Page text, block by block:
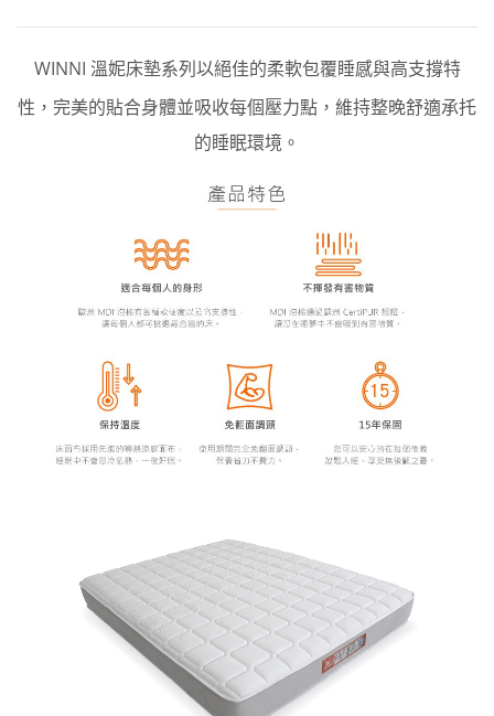
WINNI 溫妮床墊系列以絕佳的柔軟包覆睡感與高支撐特
性，完美的貼合身體並吸收每個壓力點，維持整晚舒適承托
的睡眠環境。